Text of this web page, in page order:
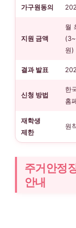
가구원동의
지원 금액
월
원)
결과 발표
신청 방법
한
홈
재학생
제한
원
주거안정
안내